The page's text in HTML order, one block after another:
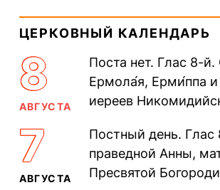
ЦЕРКОВНЫЙ КАЛЕНДАРЬ
8
АВГУСТА
Поста нет. Глас 8-
Ермола́я, Ерми́ппа
иереев
Печерского, в
пещерах...
7
АВГУСТА
Постный день. Глас
праведной Анны,
Пресвятой